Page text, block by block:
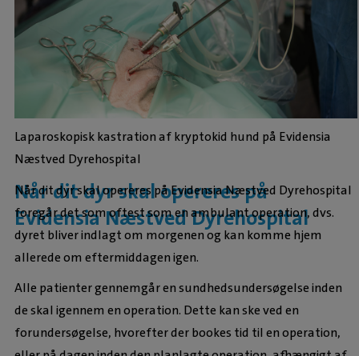
Laparoskopisk kastration af kryptokid hund på Evidensia
Næstved Dyrehospital
Når dit dyr skal opereres på
Evidensia Næstved Dyrehospital
Når dit dyr skal opereres på Evidensia Næstved Dyrehospital
foregår det som oftest som en ambulant operation, dvs.
dyret bliver indlagt om morgenen og kan komme hjem
allerede om eftermiddagen igen.
Alle patienter gennemgår en sundhedsundersøgelse inden
de skal igennem en operation. Dette kan ske ved en
forundersøgelse, hvorefter der bookes tid til en operation,